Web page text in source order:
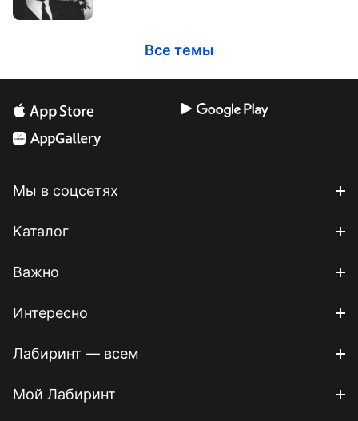
Все темы
Мы в соцсетях
Каталог
Важно
Интересно
Лабиринт — всем
Мой Лабиринт